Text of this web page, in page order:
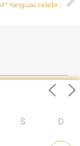
Monseñor José Mª Yanguas celebra una Misa y un acto de reparación en la ermita de la Virgen de Ribatajada
S D